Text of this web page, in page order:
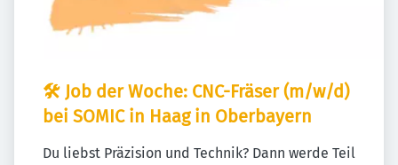
🛠️ Job der Woche: CNC-Fräser (m/w/d)
bei SOMIC in Haag in Oberbayern
Du liebst Präzision und Technik? Dann werde Teil